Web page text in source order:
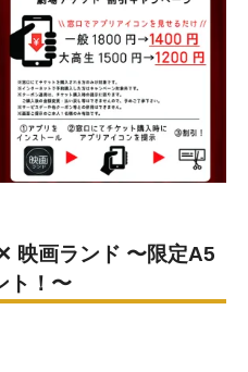
映画ランド 〜限定A5
ト！〜